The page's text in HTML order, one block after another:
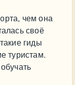
чем она
своё
гиды
туристам.